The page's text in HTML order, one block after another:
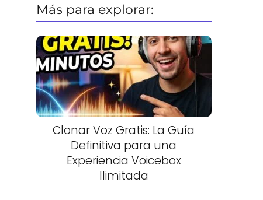
Más para explorar:
Clonar Voz Gratis: La Guía
Definitiva para una
Experiencia Voicebox
Ilimitada